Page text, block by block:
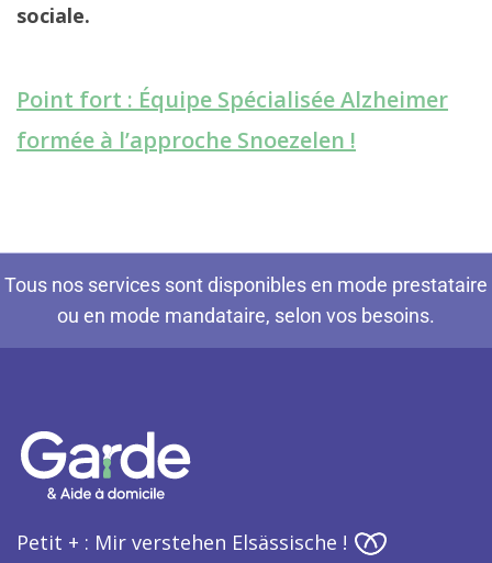
sociale.
Point fort : Équipe Spécialisée Alzheimer
formée à l’approche Snoezelen !
Tous nos services sont disponibles en mode prestataire
ou en mode mandataire, selon vos besoins.
Petit + : Mir verstehen Elsässische !